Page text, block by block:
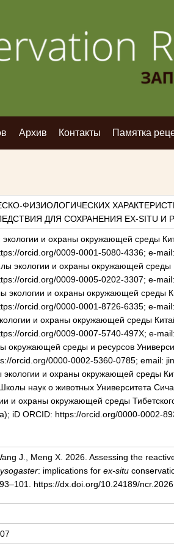
Архив Контакты Памятка
ФИЗИОЛОГИЧЕСКИХ ХАРАКТЕРИСТИК
ДЛЯ СОХРАНЕНИЯ EX-SITU И
экологии и охраны окружающей среды
orcid.org/0009-0001-5080-4336; e-
экологии и охраны окружающей среды
orcid.org/0009-0005-0202-3307; e-
экологии и охраны окружающей среды
orcid.org/0000-0001-8726-6335; e-
и охраны окружающей среды
orcid.org/0009-0007-5740-497X; e-
окружающей среды и ресурсов
orcid.org/0000-0002-5360-0785; email:
и охраны окружающей среды
наук о животных Университета
и охраны окружающей среды
iD ORCID: https://orcid.org/0000-0002-
J., Meng X. 2026. Assessing the
: implications for ex-situ
https://dx.doi.org/10.24189/